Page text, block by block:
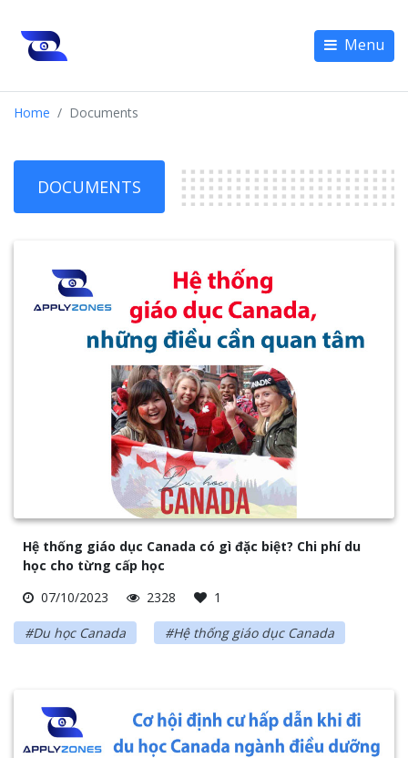
Menu
Home Documents
DOCUMENTS
Hệ thống giáo dục Canada có gì đặc biệt? Chi phí du
học cho từng cấp học
07/10/2023
2328 1
#Du học Canada #Hệ thống giáo dục Canada